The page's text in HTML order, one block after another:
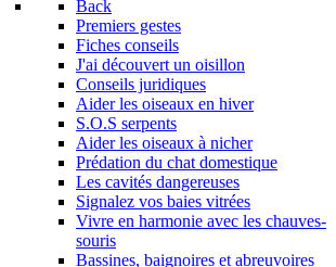
Back
Premiers gestes
Fiches conseils
J'ai découvert un oisillon
Conseils juridiques
Aider les oiseaux en hiver
S.O.S serpents
Aider les oiseaux à nicher
Prédation du chat domestique
Les cavités dangereuses
Signalez vos baies vitrées
Vivre en harmonie avec les chauves-
souris
Bassines, baignoires et abreuvoires